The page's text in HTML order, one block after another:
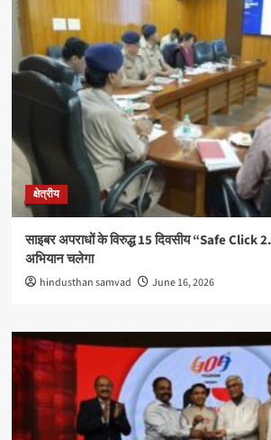
क्षेत्रीय
साइबर अपराधों के विरुद्ध 15 दिवसीय “Safe
अभियान चलेगा
hindusthan samvad June 16, 2026